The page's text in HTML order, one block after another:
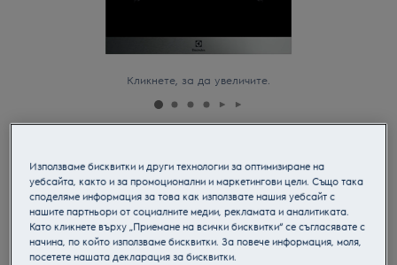
Кликнете, за да увеличите.
Мултифункционална фурна
Продуктов информационен лист
Използваме бисквитки и други технологии за оптимизиране на
уебсайта, както и за промоционални и маркетингови цели. Също така
споделяме информация за това как използвате нашия уебсайт с
нашите партньори от социалните медии, рекламата и аналитиката.
Като кликнете върху „Приемане на всички бисквитки“ се съгласявате с
начина, по който използваме бисквитки. За повече информация, моля,
посетете нашата декларация за бисквитки.